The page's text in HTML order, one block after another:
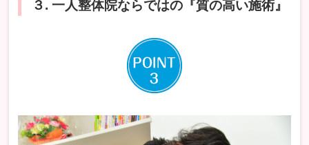
３. 一人整体院ならではの『質の高い施術』